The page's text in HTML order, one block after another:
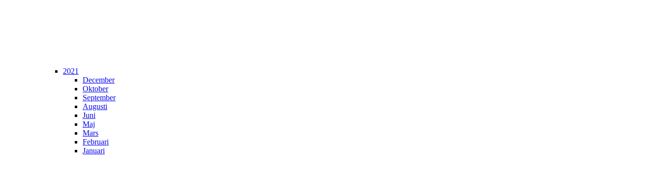
2021
December
Oktober
September
Augusti
Juni
Maj
Mars
Februari
Januari